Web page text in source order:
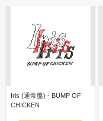
Iris (通常盤) - BUMP OF
CHICKEN